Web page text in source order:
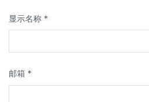
显示名称 *
邮箱 *